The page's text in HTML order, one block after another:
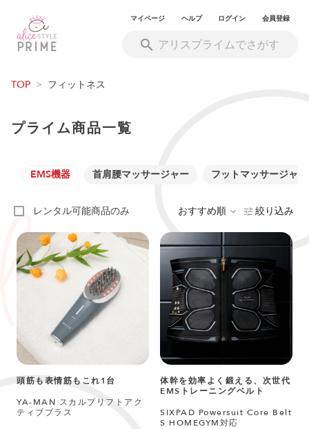
マイページ ヘルプ ログイン 会員登録
TOP > フィットネス
プライム商品一覧
EMS機器 首肩腰マッサージャー フットマッサージャー
レンタル可能商品のみ おすすめ順 絞り込み
頭筋も表情筋もこれ1台
YA-MAN スカルプリフトアク
ティブプラス
体幹を効率よく鍛える、次世代
EMSトレーニングベルト
SIXPAD Powersuit Core Belt
S HOMEGYM対応